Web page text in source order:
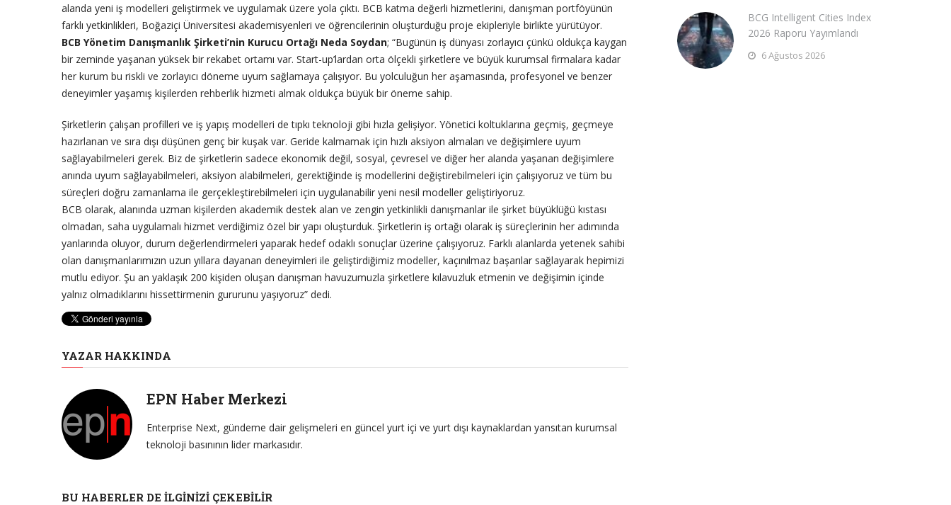
alanda yeni iş modelleri geliştirmek ve uygulamak üzere yola çıktı. BCB katma değerli hizmetlerini, danışman portföyünün
farklı yetkinlikleri, Boğaziçi Üniversitesi akademisyenleri ve öğrencilerinin oluşturduğu proje ekipleriyle birlikte yürütüyor.
BCB Yönetim Danışmanlık Şirketi’nin Kurucu Ortağı Neda Soydan; “Bugünün iş dünyası zorlayıcı çünkü oldukça kaygan
bir zeminde yaşanan yüksek bir rekabet ortamı var. Start-up’lardan orta ölçekli şirketlere ve büyük kurumsal firmalara kadar
her kurum bu riskli ve zorlayıcı döneme uyum sağlamaya çalışıyor. Bu yolculuğun her aşamasında, profesyonel ve benzer
deneyimler yaşamış kişilerden rehberlik hizmeti almak oldukça büyük bir öneme sahip.
Şirketlerin çalışan profilleri ve iş yapış modelleri de tıpkı teknoloji gibi hızla gelişiyor. Yönetici koltuklarına geçmiş, geçmeye
hazırlanan ve sıra dışı düşünen genç bir kuşak var. Geride kalmamak için hızlı aksiyon almaları ve değişimlere uyum
sağlayabilmeleri gerek. Biz de şirketlerin sadece ekonomik değil, sosyal, çevresel ve diğer her alanda yaşanan değişimlere
anında uyum sağlayabilmeleri, aksiyon alabilmeleri, gerektiğinde iş modellerini değiştirebilmeleri için çalışıyoruz ve tüm bu
süreçleri doğru zamanlama ile gerçekleştirebilmeleri için uygulanabilir yeni nesil modeller geliştiriyoruz.
BCB olarak, alanında uzman kişilerden akademik destek alan ve zengin yetkinlikli danışmanlar ile şirket büyüklüğü kıstası
olmadan, saha uygulamalı hizmet verdiğimiz özel bir yapı oluşturduk. Şirketlerin iş ortağı olarak iş süreçlerinin her adımında
yanlarında oluyor, durum değerlendirmeleri yaparak hedef odaklı sonuçlar üzerine çalışıyoruz. Farklı alanlarda yetenek sahibi
olan danışmanlarımızın uzun yıllara dayanan deneyimleri ile geliştirdiğimiz modeller, kaçınılmaz başarılar sağlayarak hepimizi
mutlu ediyor. Şu an yaklaşık 200 kişiden oluşan danışman havuzumuzla şirketlere kılavuzluk etmenin ve değişimin içinde
yalnız olmadıklarını hissettirmenin gururunu yaşıyoruz” dedi.
YAZAR HAKKINDA
EPN Haber Merkezi
Enterprise Next, gündeme dair gelişmeleri en güncel yurt içi ve yurt dışı kaynaklardan yansıtan kurumsal
teknoloji basınının lider markasıdır.
BU HABERLER DE İLGINIZI ÇEKEBILIR
BCG Intelligent Cities Index
2026 Raporu Yayımlandı
6 Ağustos 2026